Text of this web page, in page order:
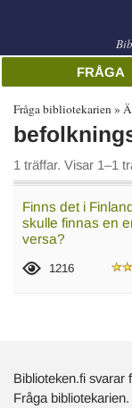
FRÅGA
Fråga bibliotekarien
1 träffar. Visar 1–1
Finns det i
skulle finnas en
versa?
1216
Biblioteken.fi svarar
Fråga